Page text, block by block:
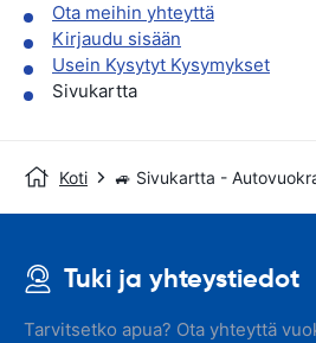
Ota meihin yhteyttä
Kirjaudu sisään
Usein Kysytyt Kysymykset
Sivukartta
Koti 🚙 Sivukartta -
Tuki ja yhteystiedot
Tarvitsetko apua? Ota yhteyttä